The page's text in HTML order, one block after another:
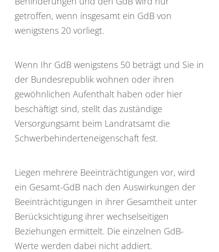
getroffen, wenn insgesamt ein GdB von
wenigstens 20 vorliegt.
Wenn Ihr GdB wenigstens 50 beträgt und Sie in
der Bundesrepublik wohnen oder ihren
gewöhnlichen Aufenthalt haben oder hier
beschäftigt sind, stellt das zuständige
Versorgungsamt beim Landratsamt die
Schwerbehinderteneigenschaft fest.
Liegen mehrere Beeinträchtigungen vor, wird
ein Gesamt-GdB nach den Auswirkungen der
Beeinträchtigungen in ihrer Gesamtheit unter
Berücksichtigung ihrer wechselseitigen
Beziehungen ermittelt. Die einzelnen GdB-
Werte werden dabei nicht addiert.